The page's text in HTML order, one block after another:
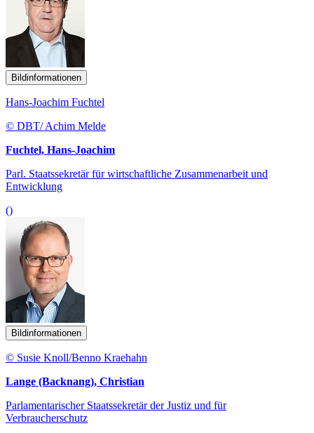
Bildinformationen
Hans-Joachim Fuchtel
© DBT/ Achim Melde
Fuchtel, Hans-Joachim
Parl. Staatssekretär für wirtschaftliche Zusammenarbeit und
Entwicklung
()
Bildinformationen
© Susie Knoll/Benno Kraehahn
Lange (Backnang), Christian
Parlamentarischer Staatssekretär der Justiz und für
Verbraucherschutz